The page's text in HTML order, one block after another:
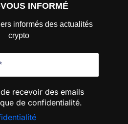
INFORMÉ
informés des actualités
crypto
recevoir des emails
de confidentialité.